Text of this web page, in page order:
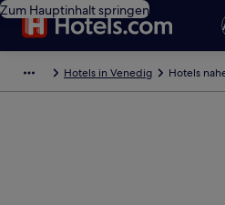
Zum Hauptinhalt springen
Hotels in Venedig Hotels